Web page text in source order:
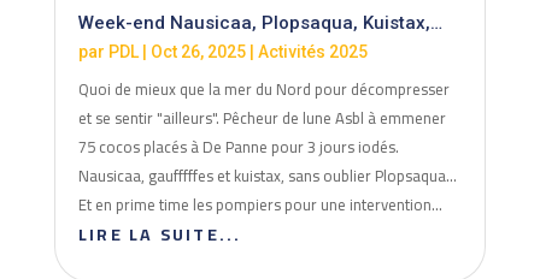
Week-end Nausicaa, Plopsaqua, Kuistax,…
par PDL| Oct 26, 2025| Activités 2025
Quoi de mieux que la mer du Nord pour décompresser
et se sentir "ailleurs". Pêcheur de lune Asbl à emmener
75 cocos placés à De Panne pour 3 jours iodés.
Nausicaa, gaufffffes et kuistax, sans oublier Plopsaqua...
Et en prime time les pompiers pour une intervention...
LIRE LA SUITE...